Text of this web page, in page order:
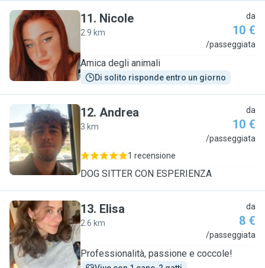
N
11. Nicole
2.9 km
da
10 €
/passeggiata
Amica degli animali
Di solito risponde entro un giorno
A
12. Andrea
3 km
da
10 €
/passeggiata
1 recensione
DOG SITTER CON ESPERIENZA
E
13. Elisa
2.6 km
da
8 €
/passeggiata
Professionalità, passione e coccole!